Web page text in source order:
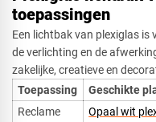
toepassingen
Een lichtbak van plexiglas
de verlichting en de
zakelijke, creatieve en
Toepassing
Geschikte
Reclame
Opaal wit